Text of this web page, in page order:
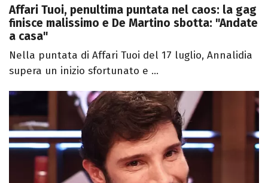
Affari Tuoi, penultima puntata nel caos: la gag
finisce malissimo e De Martino sbotta: "Andate
a casa"
Nella puntata di Affari Tuoi del 17 luglio, Annalidia
supera un inizio sfortunato e ...